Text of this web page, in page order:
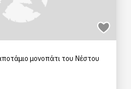
μονοπάτι του Νέστου